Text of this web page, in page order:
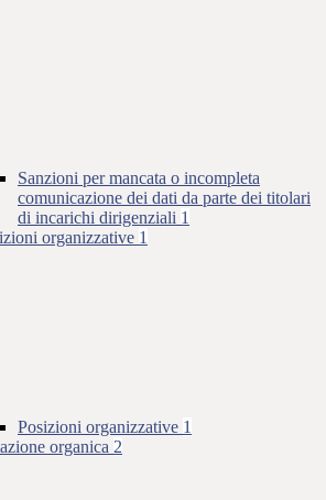
Sanzioni per mancata o incompleta
comunicazione dei dati da parte dei titolari
di incarichi dirigenziali 1
organizzative 1
Posizioni organizzative 1
organica 2